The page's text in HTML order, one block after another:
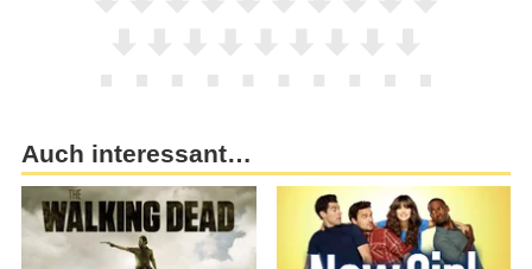
Auch interessant…